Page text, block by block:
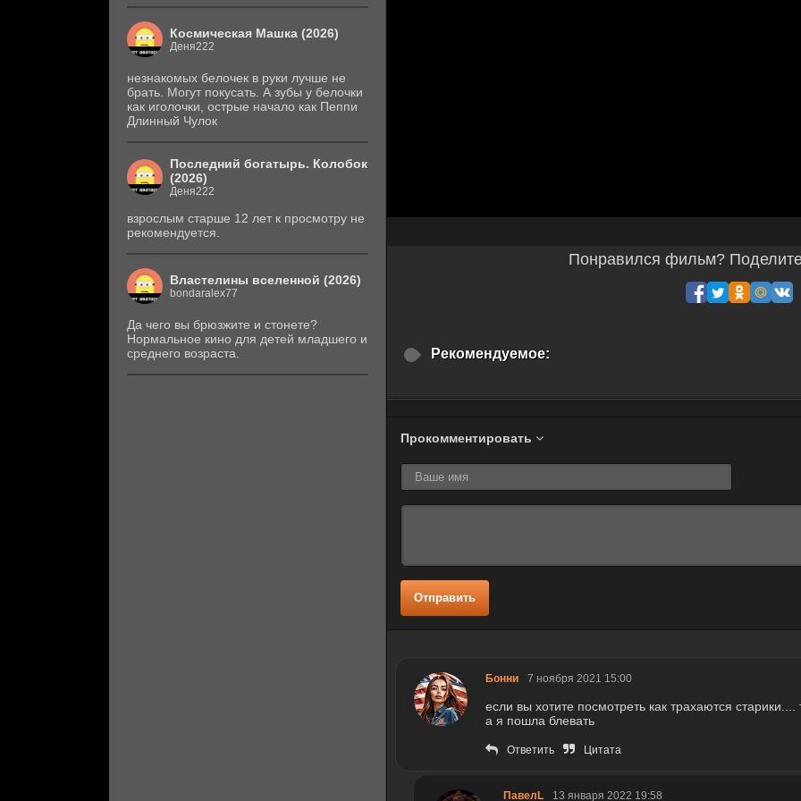
Понравился фильм?
Рекомендуемое:
Прокомментировать
Отправить
Бонни 7 ноября 2021 15:00
если вы хотите посмотреть как трахаются
а я пошла блевать
Ответить Цитата
ПавелL 13 января 2022 19:58
Космическая Машка (2026)
Деня222
незнакомых белочек в руки лучше не
брать. Могут покусать. А зубы у белочки
как иголочки, острые начало как Пеппи
Длинный Чулок
Последний богатырь. Колобок
(2026)
Деня222
взрослым старше 12 лет к просмотру не
рекомендуется.
Властелины вселенной (2026)
bondaralex77
Да чего вы брюзжите и стонете?
Нормальное кино для детей младшего и
среднего возраста.